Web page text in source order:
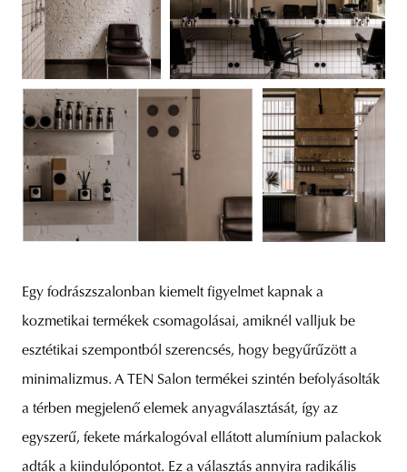
Egy fodrászszalonban kiemelt figyelmet kapnak a
kozmetikai termékek csomagolásai, amiknél valljuk be
esztétikai szempontból szerencsés, hogy begyűrűzött a
minimalizmus. A TEN Salon termékei szintén befolyásolták
a térben megjelenő elemek anyagválasztását, így az
egyszerű, fekete márkalogóval ellátott alumínium palackok
adták a kiindulópontot. Ez a választás annyira radikális